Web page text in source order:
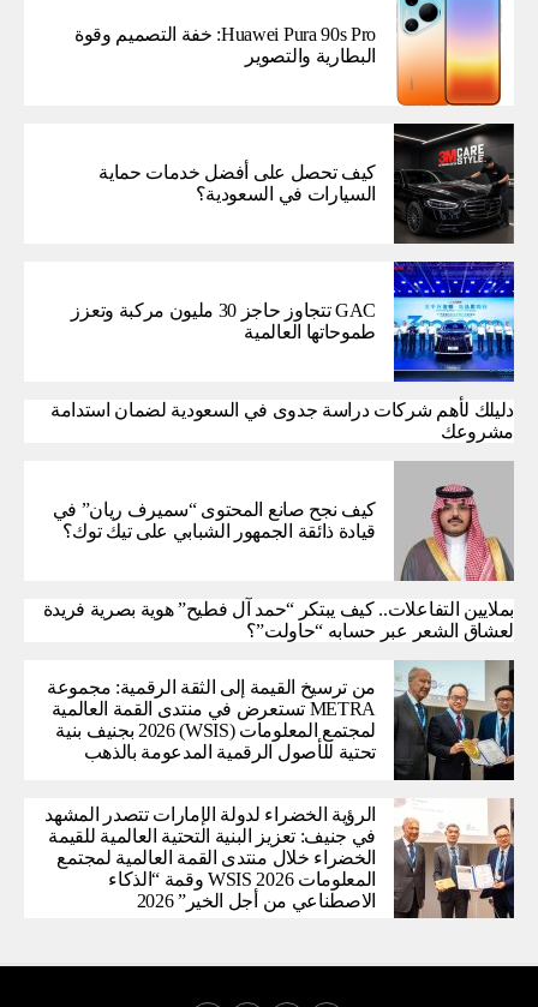
Huawei Pura 90s Pro: خفة التصميم وقوة
البطارية والتصوير
كيف تحصل على أفضل خدمات حماية
السيارات في السعودية؟
GAC تتجاوز حاجز 30 مليون مركبة وتعزز
طموحاتها العالمية
دليلك لأهم شركات دراسة جدوى في السعودية لضمان استدامة
مشروعك
كيف نجح صانع المحتوى “سميرف ريان” في
قيادة ذائقة الجمهور الشبابي على تيك توك؟
بملايين التفاعلات.. كيف يبتكر “حمد آل فطيح” هوية بصرية فريدة
لعشاق الشعر عبر حسابه “حاولت”؟
من ترسيخ القيمة إلى الثقة الرقمية: مجموعة
METRA تستعرض في منتدى القمة العالمية
لمجتمع المعلومات (WSIS) 2026 بجنيف بنية
تحتية للأصول الرقمية المدعومة بالذهب
الرؤية الخضراء لدولة الإمارات تتصدر المشهد
في جنيف: تعزيز البنية التحتية العالمية للقيمة
الخضراء خلال منتدى القمة العالمية لمجتمع
المعلومات WSIS 2026 وقمة “الذكاء
الاصطناعي من أجل الخير” 2026